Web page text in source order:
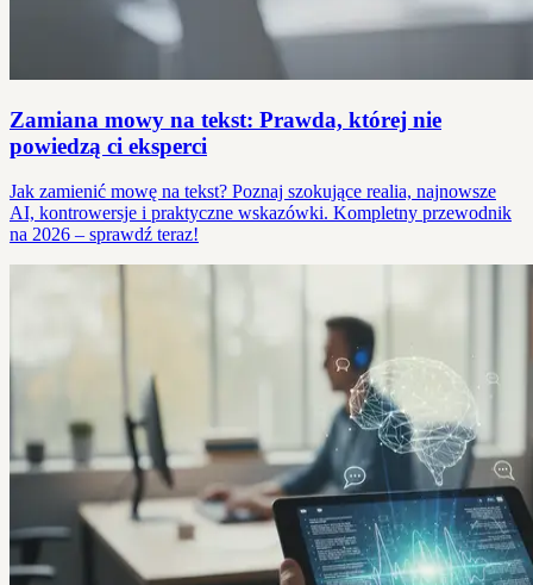
Zamiana mowy na tekst: Prawda, której nie
powiedzą ci eksperci
Jak zamienić mowę na tekst? Poznaj szokujące realia, najnowsze
AI, kontrowersje i praktyczne wskazówki. Kompletny przewodnik
na 2026 – sprawdź teraz!